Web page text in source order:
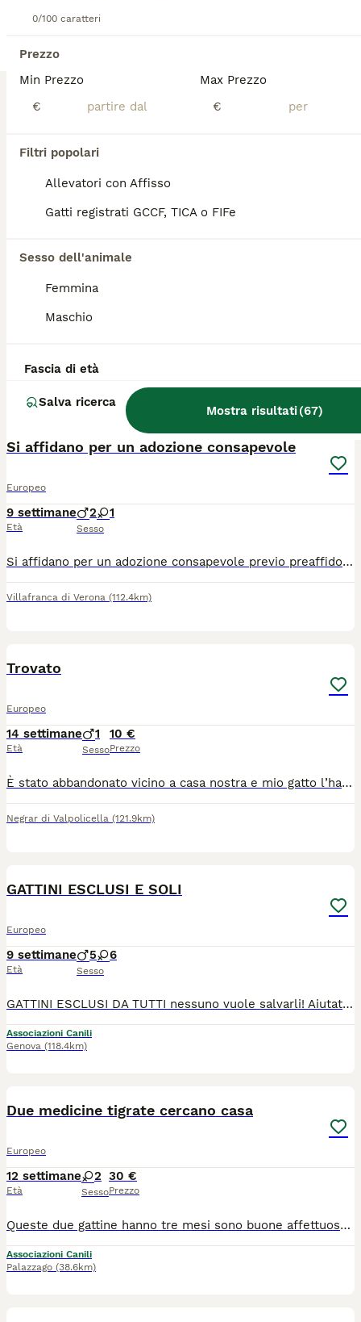
0/100 caratteri
Prezzo
Min Prezzo
€
Max Prezzo
€
Filtri popolari
Allevatori con Affisso
Gatti registrati GCCF, TICA o FIFe
Sesso dell'animale
Femmina
Maschio
Fascia di età
Salva ricerca
Mostra risultati(67)
LUNA 3 MESI REGALO
Età Sesso
Caronno Pertusella
11 settimane 2
Torino (139.6km)
Si affidano per un adozione consapevole
Europeo
9 settimane
Età
2 1
Sesso
Si affidano per un adozione consapevole previo preaffido cuccioli di 3 mesi a Verona e provincia o limitrofi Spulciati sverminati Si chiede un messaggio con breve presentazione indicando dove abiti e se hai altri animali
Villafranca di Verona (112.4km)
Trovato
Europeo
14 settimane
Età
1
Sesso
10 €
Prezzo
È stato abbandonato vicino a casa nostra e mio gatto l’ha portato a casa e adesso cerchiamo una bella casa per lui è un gatto dolcissimo giocare che non vuole più uscire di casa vuole avere una casa una famiglia tutta sua. Regalo anche se devo per forza mettere un prezzo
Negrar di Valpolicella (121.9km)
GATTINI ESCLUSI E SOLI
Europeo
9 settimane
Età
5 6
Sesso
GATTINI ESCLUSI DA TUTTI nessuno vuole salvarli! Aiutateli Sono socievoli e buonissimi. Arrivano con staffetta a Genova. Adozione Solo in CASA! OBBLIGATORIE finestre protette (zanzariere o reti) e balconi in sicurezza! Chiamate per uno di loro al [340][5783[896]. Li affidiamo tutti in piena salute: sono tutti vaccinati, chippati e sverminati
Associazioni Canili
Genova (118.4km)
Due medicine tigrate cercano casa
Europeo
12 settimane
Età
2
Sesso
30 €
Prezzo
Queste due gattine hanno tre mesi sono buone affettuose sverminate trattate con antiparassitario e con le vaccinazioni fatte si cerca per loro una famiglia che le sappia amare assieme o separate. Chi fosse interessato si può chiamare al 340 37 48 49 Eleonora oppure 346 94 73 075 Terry
Associazioni Canili
Palazzago (38.6km)